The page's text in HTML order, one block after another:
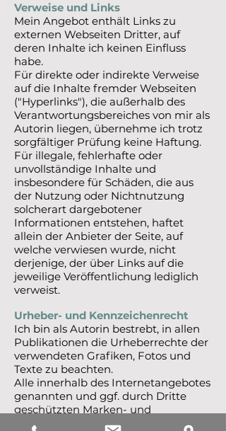
Verweise und Links
Mein Angebot enthält Links zu
externen Webseiten Dritter, auf
deren Inhalte ich keinen Einfluss
habe.
Für direkte oder indirekte Verweise
auf die Inhalte fremder Webseiten
("Hyperlinks"), die außerhalb des
Verantwortungsbereiches von mir als
Autorin liegen, übernehme ich trotz
sorgfältiger Prüfung keine Haftung.
Für illegale, fehlerhafte oder
unvollständige Inhalte und
insbesondere für Schäden, die aus
der Nutzung oder Nichtnutzung
solcherart dargebotener
Informationen entstehen, haftet
allein der Anbieter der Seite, auf
welche verwiesen wurde, nicht
derjenige, der über Links auf die
jeweilige Veröffentlichung lediglich
verweist.
Urheber- und Kennzeichenrecht
Ich bin als Autorin bestrebt, in allen
Publikationen die Urheberrechte der
verwendeten Grafiken, Fotos und
Texte zu beachten.
Alle innerhalb des Internetangebotes
genannten und ggf. durch Dritte
geschützten Marken- und
Warenzeichen unterliegen